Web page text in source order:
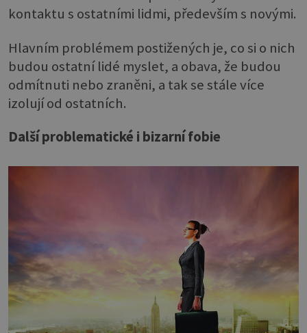
kontaktu s ostatními lidmi, především s novými.
Hlavním problémem postižených je, co si o nich
budou ostatní lidé myslet, a obava, že budou
odmítnuti nebo zraněni, a tak se stále více
izolují od ostatních.
Další problematické i bizarní fobie